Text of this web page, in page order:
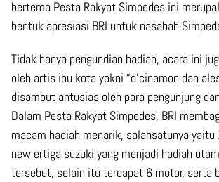
bertema Pesta Rakyat Simpedes ini
bentuk apresiasi BRI untuk nasabah
Tidak hanya pengundian hadiah, acara ini
oleh artis ibu kota yakni “d’cinamon dan
disambut antusias oleh para pengunjung
Dalam Pesta Rakyat Simpedes, BRI
macam hadiah menarik, salahsatunya
new ertiga suzuki yang menjadi hadiah
tersebut, selain itu terdapat 6 motor, serta